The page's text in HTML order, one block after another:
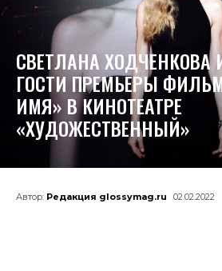
СВЕТЛАНА ХОДЧЕНКОВА
ГОСТИ ПРЕМЬЕРЫ
ИМЯ» В КИНОТЕАТРЕ
«ХУДОЖЕСТВЕННЫЙ»
Автор: Редакция glossymag.ru 02.02.2022